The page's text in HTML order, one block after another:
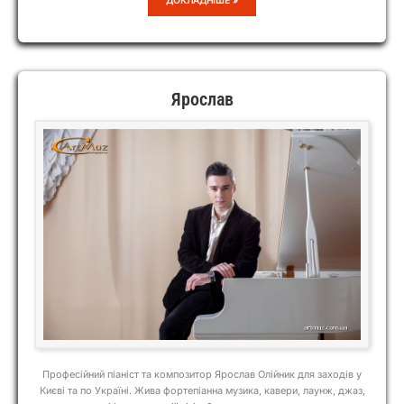
Ярослав
Професійний піаніст та композитор Ярослав Олійник для заходів у
Києві та по Україні. Жива фортепіанна музика, кавери, лаунж, джаз,